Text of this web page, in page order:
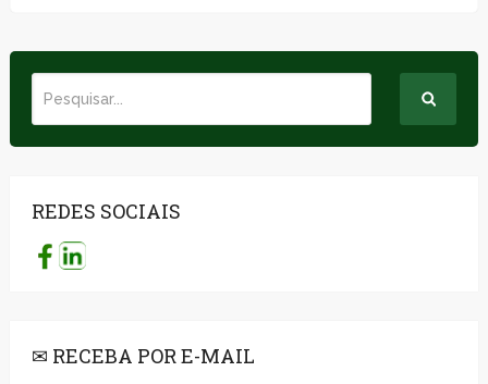
REDES SOCIAIS
✉ RECEBA POR E-MAIL